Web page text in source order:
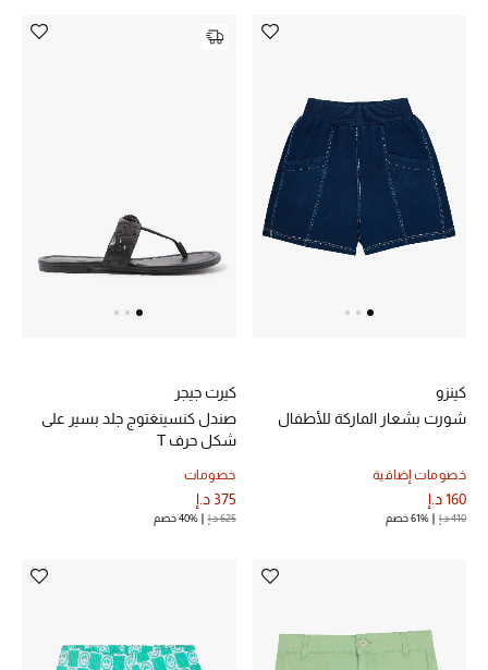
مجموعة الجمال
الجمال في بلوميز
دليل مستلزمات الجمال
عطور الربيع
تسوقوا الآن
كينزو
شورت بشعار الماركة للأطفال
خصومات إضافية
160 د.إ
410 د.إ 61% خصم
كيرت جيجر
صندل كنسينغتوج جلد بسير على
شكل حرف T
خصومات
375 د.إ
625 د.إ 40% خصم